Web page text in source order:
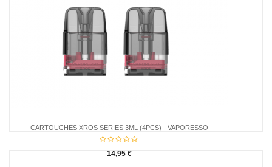
CARTOUCHES XROS SERIES 3ML (4PCS) - VAPORESSO
14,95 €